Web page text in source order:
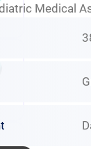
Medical